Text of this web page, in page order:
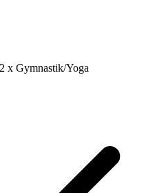
x Gymnastik/Yoga